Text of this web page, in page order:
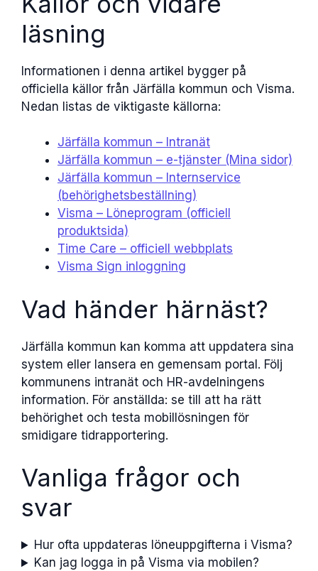
läsning
Informationen i denna artikel bygger på
officiella källor från Järfälla kommun och Visma.
Nedan listas de viktigaste källorna:
Järfälla kommun – Intranät
Järfälla kommun – e-tjänster (Mina sidor)
Järfälla kommun – Internservice
(behörighetsbeställning)
Visma – Löneprogram (officiell
produktsida)
Time Care – officiell webbplats
Visma Sign inloggning
Vad händer härnäst?
Järfälla kommun kan komma att uppdatera sina
system eller lansera en gemensam portal. Följ
kommunens intranät och HR-avdelningens
information. För anställda: se till att ha rätt
behörighet och testa mobillösningen för
smidigare tidrapportering.
Vanliga frågor och
svar
Hur ofta uppdateras löneuppgifterna i Visma?
Kan jag logga in på Visma via mobilen?